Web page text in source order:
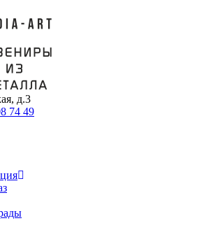
д.3
74 49